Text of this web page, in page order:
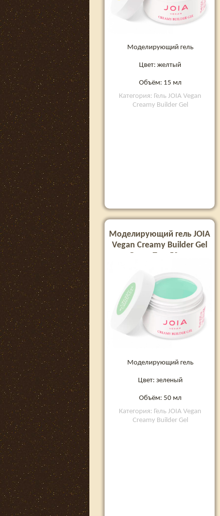
Моделирующий гель
Цвет: желтый
Объём: 15 мл
Категория: Гель JOIA Vegan
Creamy Builder Gel
Моделирующий гель JOIA
Vegan Creamy Builder Gel
Green Tea, 50 мл
Моделирующий гель
Цвет: зеленый
Объём: 50 мл
Категория: Гель JOIA Vegan
Creamy Builder Gel